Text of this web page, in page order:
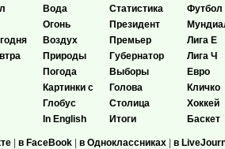
Вода
Огонь
Воздух
Природы
Погода
Картинки с
Глобус
In English
Статистика
Президент
Премьер
Губернатор
Выборы
Голова
Столица
Итоги
Футбол
Лига Е
Лига Ч
Евро
Кличко
Хоккей
Баскет
| в FaceBook | в Одноклассниках | в